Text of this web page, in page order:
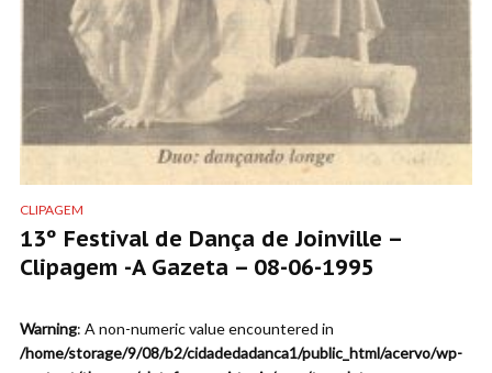
CLIPAGEM
13º Festival de Dança de Joinville –
Clipagem -A Gazeta – 08-06-1995
Warning: A non-numeric value encountered in
/home/storage/9/08/b2/cidadedadanca1/public_html/acervo/wp-